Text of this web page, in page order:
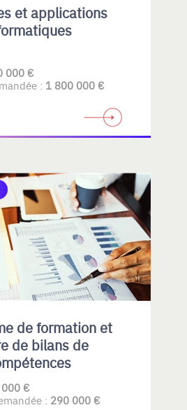
et applications
000 €
: 1 800 000 €
de formation et
de bilans de
€
: 290 000 €